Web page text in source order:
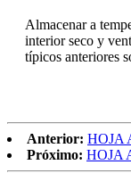
Almacenar a
interior seco y
típicos anteriores
Anterior: HOJA
Próximo: HOJA